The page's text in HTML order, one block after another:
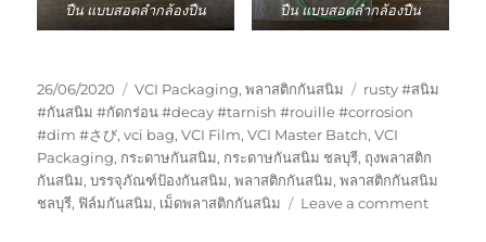
ปืน แบบสอดลำกล้องปืน
ปืน แบบสอดลำกล้องปืน
Posted
on
26/06/2020 Categories
VCI Packaging,พลาสติกกันสนิม Tags
rusty #สนิม
#กันสนิม #กัดกร่อน #decay #tarnish #rouille #corrosion
#dim #さび,vci bag,VCI Film,VCI Master Batch,VCI
Packaging, กระดาษกันสนิม, กระดาษกันสนิม ชลบุรี, ถุงพลาสติก
กันสนิม,บรรจุภัณฑ์ป้องกันสนิม,พลาสติกกันสนิม,พลาสติกกันสนิม
ชลบุรี, ฟิล์มกันสนิม, เม็ดพลาสติกกันสนิม Leave a commenton